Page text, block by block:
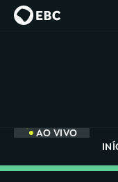
AO VIVO